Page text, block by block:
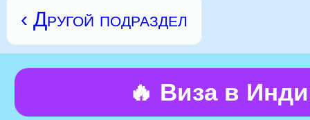
‹ Другой подраздел
🔥 Виза в